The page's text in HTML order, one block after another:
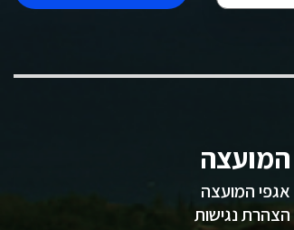
המועצה
אגפי המועצה
הצהרת נגישות